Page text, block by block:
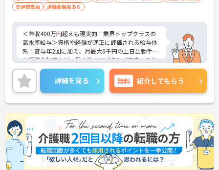
交通費支給
退職金制度あり
＜年収400万円超えも現実的！業界トップクラスの
高水準給与＞資格や経験が適正に評価される給与体
系！賞与年2回に加え、月最大6千円の土日出勤手当
や退職金制度など、長く働くほど収入が安定する仕
組みが整っています
＜スマホ1台で完結！ICT活用で記録業務の負担を大
幅カット＞日々の記録やシフト確認はすべて自社開
発のスマホアプリで行えるため、手書き書類の作成
に追われることはありません。事務作業が効率化♪
本来の業務である「お客様へのケア」に集中できる
環境です。
＜「夜勤なし」で管理者・スペシャリストを目指せ
る明確なキャリアパス＞訪問介護のため夜勤がな
く、完全週休2日制で生活リズムを整えながら働け
ます。現場のプロとして極める道、マネジメント職
へ進む道とキャリアプランも多様化しています。
詳細を見る 無料 紹介してもらう